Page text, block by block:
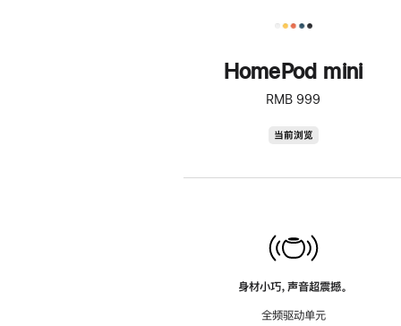
HomePod mini
RMB 999
当前浏览
身材小巧，声音超震撼。
全频驱动单元